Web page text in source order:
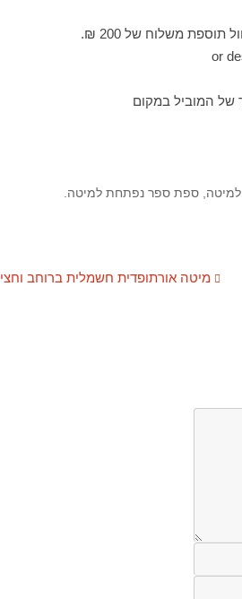
של המוביל במקום
,ספת ספר נפתחת למיטה.
מיטה אורתופדית חשמלית ברוחב וחצי​